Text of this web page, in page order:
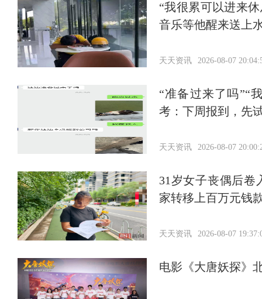
“我很累可以进来
音乐等他醒来送上
天天资讯 2026-08-07
“准备过来了吗”“
考：下周报到，先
天天资讯 2026-08-07
31岁女子丧偶后卷
家转移上百万元钱
天天资讯 2026-08-07
电影《大唐妖探》